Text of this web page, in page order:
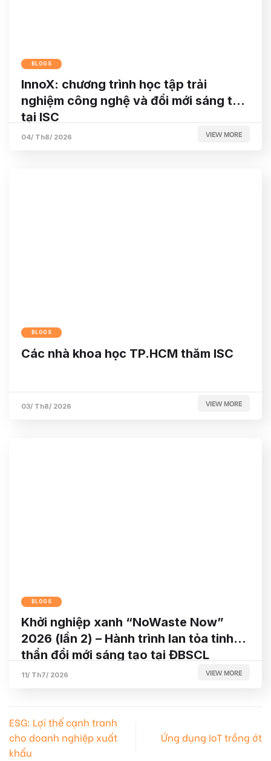
BLOGS
InnoX: chương trình học tập trải
nghiệm công nghệ và đổi mới sáng tạo
tại ISC
04/ Th8/ 2026 VIEW MORE
BLOGS
Các nhà khoa học TP.HCM thăm ISC
03/ Th8/ 2026 VIEW MORE
BLOGS
Khởi nghiệp xanh “NoWaste Now”
2026 (lần 2) – Hành trình lan tỏa tinh
thần đổi mới sáng tạo tại ĐBSCL
11/ Th7/ 2026 VIEW MORE
ESG: Lợi thế cạnh tranh
cho doanh nghiệp xuất
khẩu
Ứng dụng IoT trồng ớt